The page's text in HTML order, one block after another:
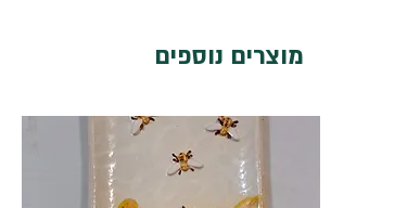
מוצרים נוספים